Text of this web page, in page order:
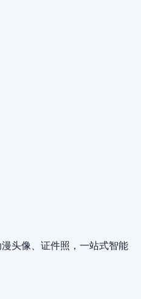
头像、证件照，一站式智能